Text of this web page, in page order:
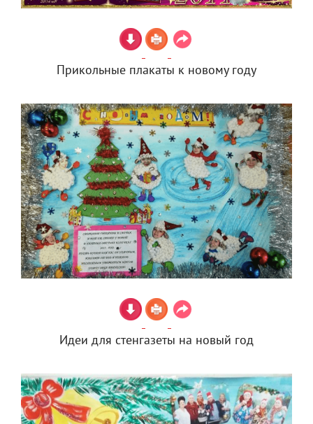
Прикольные плакаты к новому году
Идеи для стенгазеты на новый год